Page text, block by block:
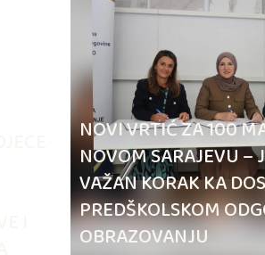
NOVI VRTIĆ ZA 100
NOVOM SARAJEVU –
VAŽAN KORAK KA
PREDŠKOLSKOM
OBRAZOVANJU